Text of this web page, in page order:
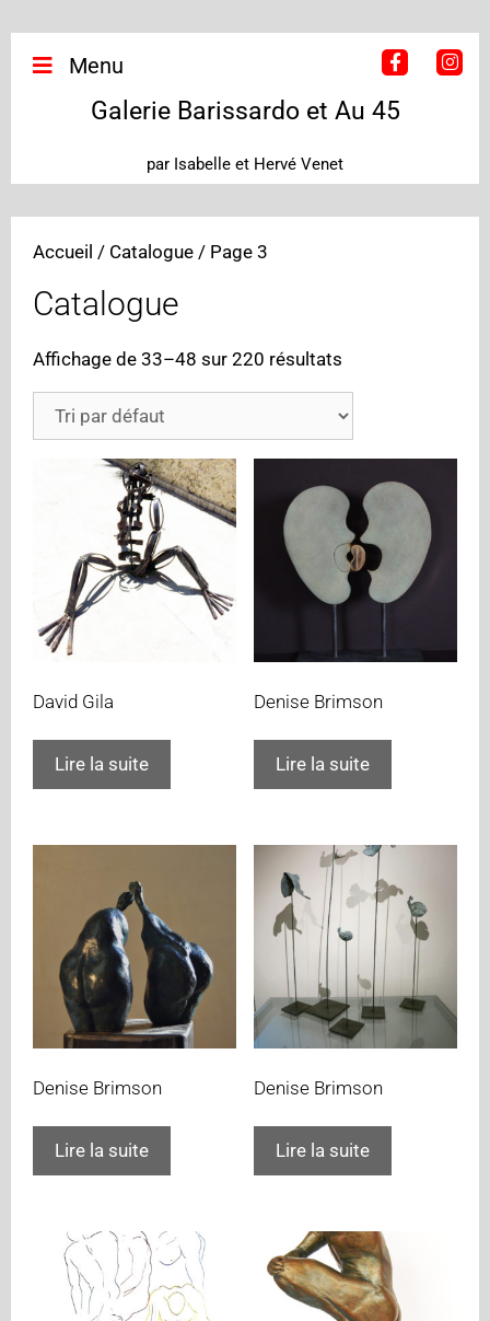
Menu
Galerie Barissardo et Au 45
par Isabelle et Hervé Venet
Accueil / Catalogue / Page 3
Catalogue
Affichage de 33–48 sur 220 résultats
David Gila
Lire la suite
Denise Brimson
Lire la suite
Denise Brimson
Lire la suite
Denise Brimson
Lire la suite